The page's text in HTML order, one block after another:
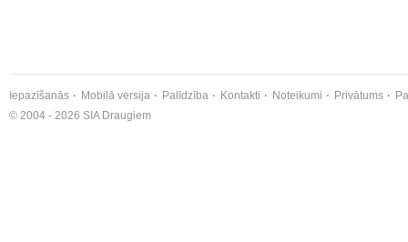
Iepazīšanās Mobilā versija Palīdzība Kontakti Noteikumi Privātums
© 2004 - 2026 SIA Draugiem